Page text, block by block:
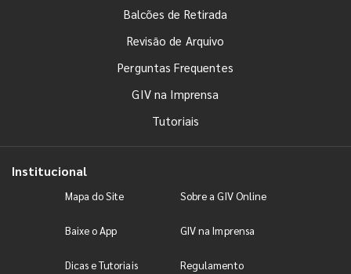
Balcões de Retirada
Revisão de Arquivo
Perguntas Frequentes
GIV na Imprensa
Tutoriais
Institucional
Mapa do Site Sobre a GIV Online
Baixe o App GIV na Imprensa
Dicas e Tutoriais Regulamento